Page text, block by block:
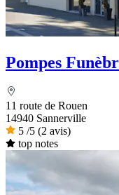
Pompes
11 route de Rouen
14940 Sannerville
5 /5 (2 avis)
top notes